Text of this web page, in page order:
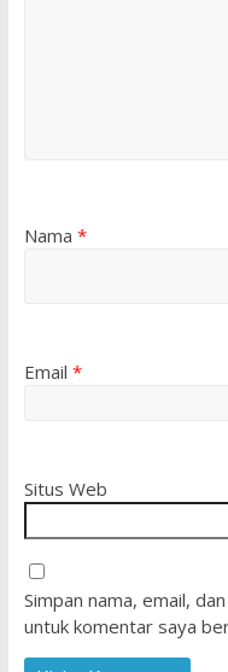
Nama *
Email *
Situs Web
Simpan nama, email,
untuk komentar saya